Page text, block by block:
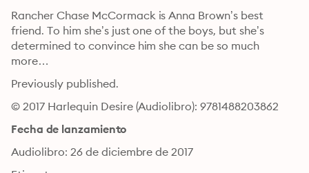
Rancher Chase McCormack is Anna Brown’s best
friend. To him she’s just one of the boys, but she’s
determined to convince him she can be so much
more…
Previously published.
© 2017 Harlequin Desire (Audiolibro): 9781488203862
Fecha de lanzamiento
Audiolibro: 26 de diciembre de 2017